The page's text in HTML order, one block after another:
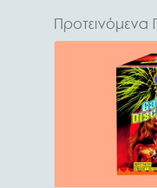
Προτεινόμενα